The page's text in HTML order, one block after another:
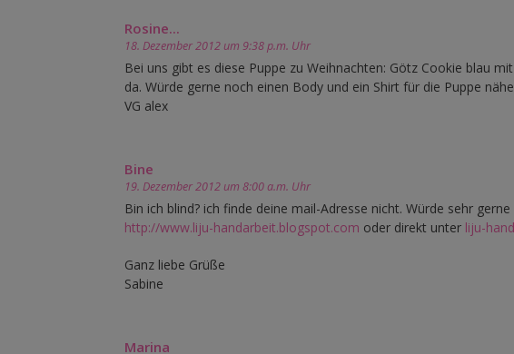
Rosine...
18. Dezember 2012 um 9:38 p.m. Uhr
Bei uns gibt es diese Puppe zu Weihnachten: Götz Cookie blau
da. Würde gerne noch einen Body und ein Shirt für die Puppe
VG alex
Bine
19. Dezember 2012 um 8:00 a.m. Uhr
Bin ich blind? ich finde deine mail-Adresse nicht. Würde sehr
http://www.liju-handarbeit.blogspot.com oder direkt unter liju-
Ganz liebe Grüße
Sabine
Marina